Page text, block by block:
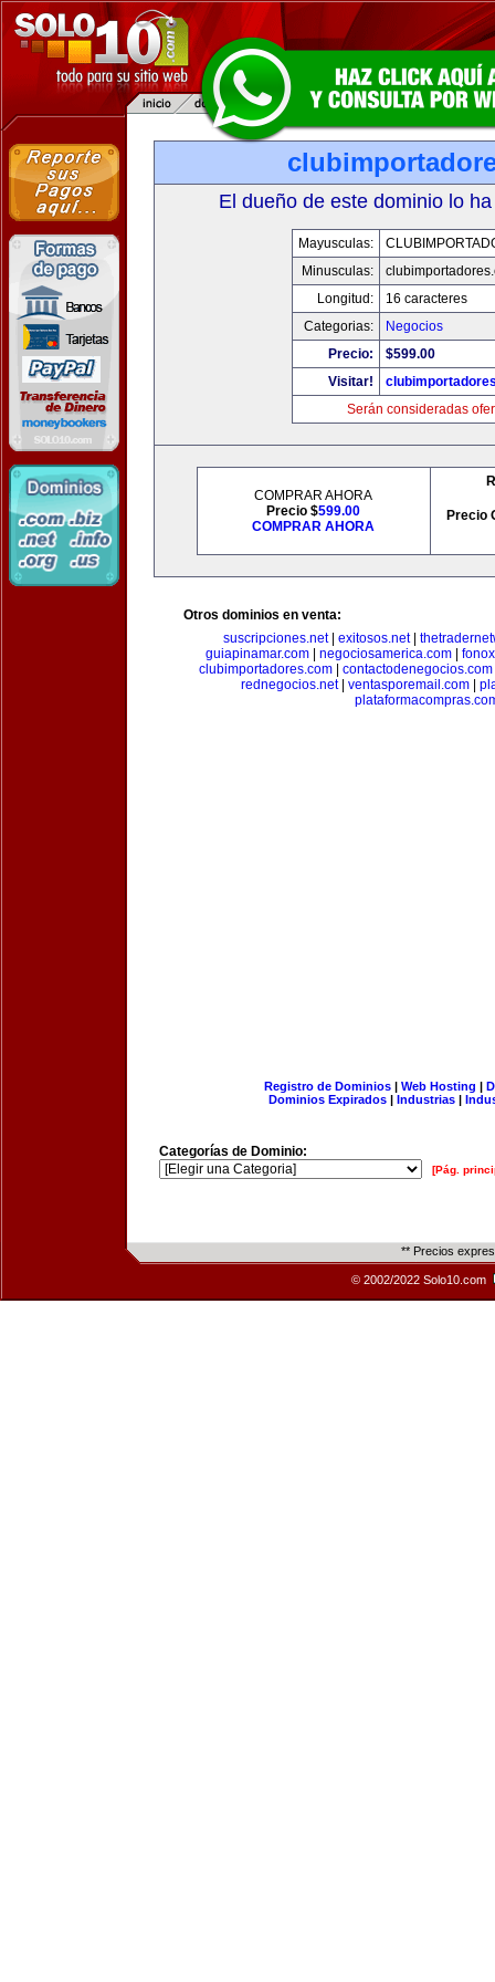
El dueño de este dominio lo
Mayusculas:
Minusculas:
Longitud:
16 caracteres
Categorias:
Negocios
Precio:
$599.00
Visitar!
Serán consideradas
COMPRAR AHORA
Precio $599.00
COMPRAR AHORA
Precio
Otros dominios en venta:
suscripciones.net| exitosos.net|
guiapinamar.com
negociosamerica.com
clubimportadores.com
contactodenegocios.com
rednegocios.net| ventasporemail.com
Registro de Dominios| Web Hosting |
Dominios Expirados | Industrias |
Categorías de Dominio:
[Pág.
** Precios
© 2002/2022 Solo10.com